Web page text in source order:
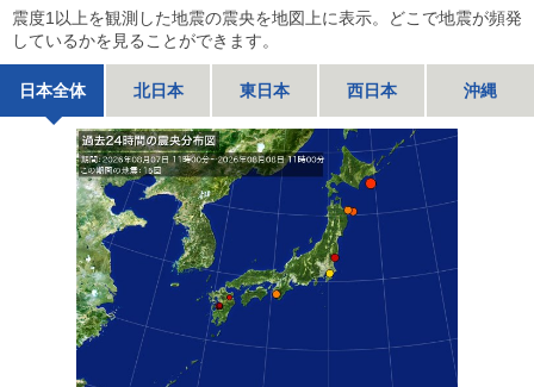
震度1以上を観測した地震の震央を地図上に表示。どこで地震が頻発
しているかを見ることができます。
日本全体 北日本 東日本 西日本 沖縄